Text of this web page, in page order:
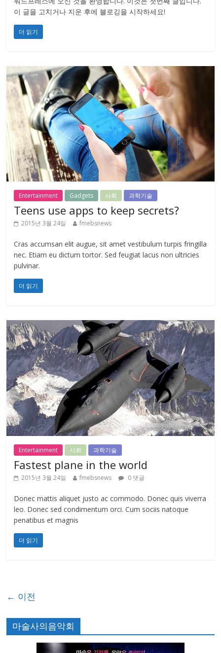
이 글을 고치거나 지운 후에 블로깅을 시작하세요!
더 읽기
Entertainment Gadgets 사회 과학기술
Teens use apps to keep secrets?
2015년 3월 24일 fmebsnews
Cras accumsan elit augue, sit amet vestibulum turpis fringilla
nec. Etiam eu dictum tortor. Sed feugiat lacus non ultricies
pulvinar.
더 읽기
Entertainment 사회 과학기술
Fastest plane in the world
2015년 3월 24일 fmebsnews 0 댓글
Donec mattis aliquet justo ac commodo. Donec quis viverra
leo. Donec sed condimentum orci. Cum sociis natoque
penatibus et magnis
더 읽기
← 이전
마술사의음악회